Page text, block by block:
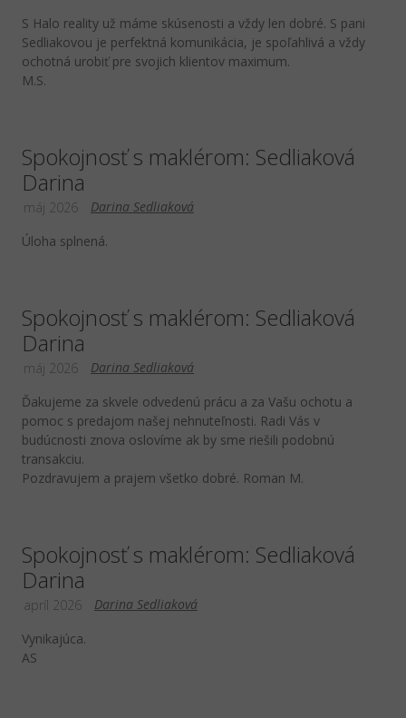
S Halo reality už máme skúsenosti a vždy len dobré. S pani
Sedliakovou je perfektná komunikácia, je spoľahlivá a vždy
ochotná urobiť pre svojich klientov maximum.
M.S.
Spokojnosť s maklérom: Sedliaková
Darina
Darina Sedliaková
máj 2026
Úloha splnená.
Spokojnosť s maklérom: Sedliaková
Darina
Darina Sedliaková
máj 2026
Ďakujeme za skvele odvedenú prácu a za Vašu ochotu a
pomoc s predajom našej nehnuteľnosti. Radi Vás v
budúcnosti znova oslovíme ak by sme riešili podobnú
transakciu.
Pozdravujem a prajem všetko dobré. Roman M.
Spokojnosť s maklérom: Sedliaková
Darina
Darina Sedliaková
apríl 2026
Vynikajúca.
AS